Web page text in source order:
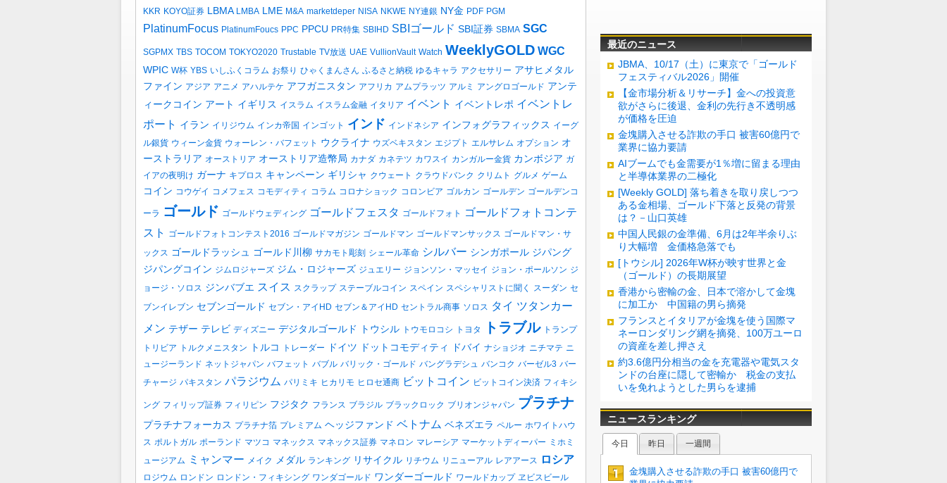
KKR KOYO証券 LBMA LMBA LME M&A marketdeper NISA NKWE NY連銀 NY金 PDF PGM
PlatinumFocus PlatinumFoucs PPC PPCU PR特集 SBIHD SBIゴールド SBI証券 SBMA SGC
SGPMX TBS TOCOM TOKYO2020 Trustable TV放送 UAE VullionVault Watch WeeklyGOLD WGC
WPIC W杯 YBS いしふくコラム お祭り ひゃくまんさん ふるさと納税 ゆるキャラ アクセサリー アサヒメタル
ファイン アジア アニメ アハルテケ アフガニスタン アフリカ アムプラッツ アルミ アングロゴールド アンテ
ィークコイン アート イギリス イスラム イスラム金融 イタリア イベント イベントレポ イベントレ
ポート イラン イリジウム インカ帝国 インゴット インド インドネシア インフォグラフィックス イーグ
ル銀貨 ウィーン金貨 ウォーレン・バフェット ウクライナ ウズベキスタン エジプト エルサレム オプション オ
ーストラリア オーストリア オーストリア造幣局 カナダ カネテツ カワスイ カンガルー金貨 カンボジア ガ
イアの夜明け ガーナ キプロス キャンペーン ギリシャ クウェート クラウドバンク クリムト グルメ ゲーム
コイン コウゲイ コメフェス コモディティ コラム コロナショック コロンビア ゴルカン ゴールデン ゴールデンコ
ーラ ゴールド ゴールドウェディング ゴールドフェスタ ゴールドフォト
ゴールドフォトコンテ
スト
ゴールドフォトコンテスト2016 ゴールドマガジン ゴールドマン ゴールドマンサックス ゴールドマン・サ
ックス ゴールドラッシュ ゴールド川柳 サカモト彫刻 シェール革命 シルバー シンガポール ジパング
ジパングコイン ジムロジャーズ ジム・ロジャーズ ジュエリー ジョンソン・マッセイ ジョン・ポールソン ジ
ョージ・ソロス ジンバブエ スイス スクラップ ステーブルコイン スペイン スペシャリストに聞く スーダン セ
ブンイレブン セブンゴールド セブン・アイHD セブン＆アイHD セントラル商事 ソロス タイ ツタンカー
メン テザー テレビ ディズニー デジタルゴールド トウシル トウモロコシ トヨタ トラブル トランプ
トリビア
トルクメニスタン トルコ トレーダー ドイツ ドットコモディティ ドバイ ナショジオ ニチマテ ニ
ュージーランド ネットジャパン バフェット バブル バリック・ゴールド バングラデシュ バンコク バーゼル3 バー
チャージ パキスタン パラジウム パリミキ ヒカリモ ヒロセ通商 ビットコイン ビットコイン決済 フィキシ
ング フィリップ証券 フィリピン フジタク フランス ブラジル ブラックロック ブリオンジャパン プラチナ
プラチナフォーカス プラチナ箔 プレミアム ヘッジファンド ベトナム ベネズエラ ペルー ホワイトハウ
ス ポルトガル ポーランド マツコ マネックス マネックス証券 マネロン マレーシア マーケットディーパー ミホミ
ュージアム
ミャンマー メイク メダル ランキング リサイクル リチウム リニューアル レアアース ロシア
ロジウム ロンドン ロンドン・フィキシング ワンダゴールド ワンダーゴールド ワールドカップ ヱビスビール
最近のニュース
JBMA、10/17（土）に東京で「ゴールド
フェスティバル2026」開催
【金市場分析＆リサーチ】金への投資意
欲がさらに後退、金利の先行き不透明感
が価格を圧迫
金塊購入させる詐欺の手口 被害60億円で
業界に協力要請
AIブームでも金需要が1％増に留まる理由
と半導体業界の二極化
[Weekly GOLD] 落ち着きを取り戻しつつ
ある金相場、ゴールド下落と反発の背景
は？－山口英雄
中国人民銀の金準備、6月は2年半余りぶ
り大幅増 金価格急落でも
[トウシル] 2026年W杯が映す世界と金
（ゴールド）の長期展望
香港から密輸の金、日本で溶かして金塊
に加工か 中国籍の男ら摘発
フランスとイタリアが金塊を使う国際マ
ネーロンダリング網を摘発、100万ユーロ
の資産を差し押さえ
約3.6億円分相当の金を充電器や電気スタ
ンドの台座に隠して密輸か 税金の支払
いを免れようとした男らを逮捕